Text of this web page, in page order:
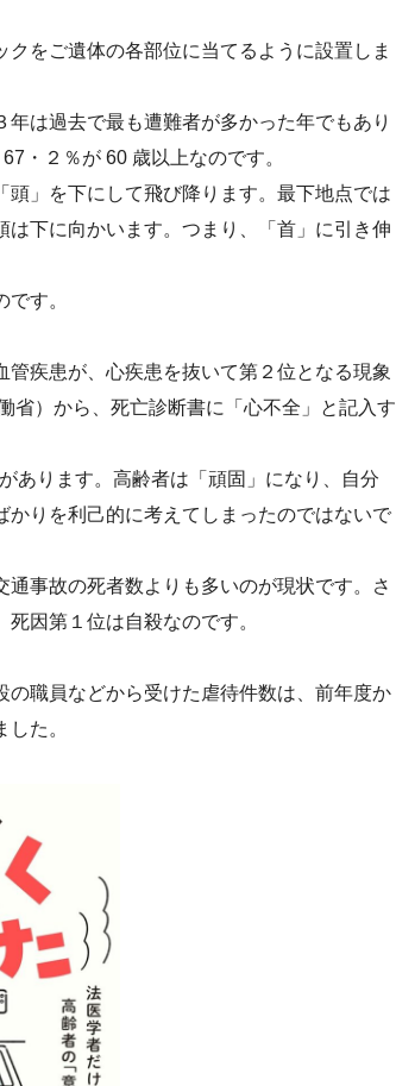
をご遺体の各部位に当てるように設置しま
は過去で最も遭難者が多かった年でもあり
・２％が 60 歳以上なのです。
」を下にして飛び降ります。最下地点では
下に向かいます。つまり、「首」に引き伸
す。
疾患が、心疾患を抜いて第２位となる現象
）から、死亡診断書に「心不全」と記入す
あります。高齢者は「頑固」になり、自分
りを利己的に考えてしまったのではないで
事故の死者数よりも多いのが現状です。さ
因第１位は自殺なのです。
職員などから受けた虐待件数は、前年度か
た。